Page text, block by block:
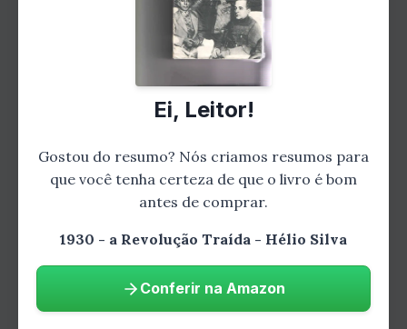
Gostou do resumo? Leia o livro
completo!
Ei, Leitor!
Gostou do resumo? Nós criamos resumos para
que você tenha certeza de que o livro é bom
antes de comprar.
1930 - a Revolução Traída - Hélio Silva
Conferir na Amazon